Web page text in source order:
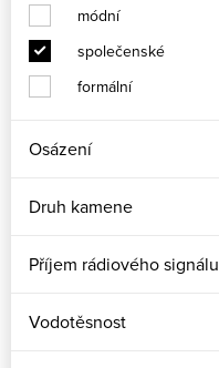
módní
společenské
formální
Osázení
Druh kamene
Příjem rádiového signálu
Vodotěsnost